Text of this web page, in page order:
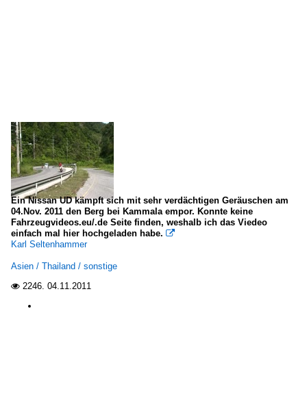
Ein Nissan UD kämpft sich mit sehr verdächtigen Geräuschen am
04.Nov. 2011 den Berg bei Kammala empor. Konnte keine
Fahrzeugvideos.eu/.de Seite finden, weshalb ich das Viedeo
einfach mal hier hochgeladen habe. 
Karl Seltenhammer
Asien / Thailand / sonstige
 2246. 04.11.2011